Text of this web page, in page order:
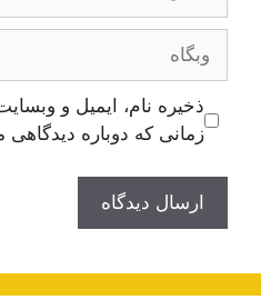
وبگاه
ذخیره نام، ایمیل و
زمانی که دوباره